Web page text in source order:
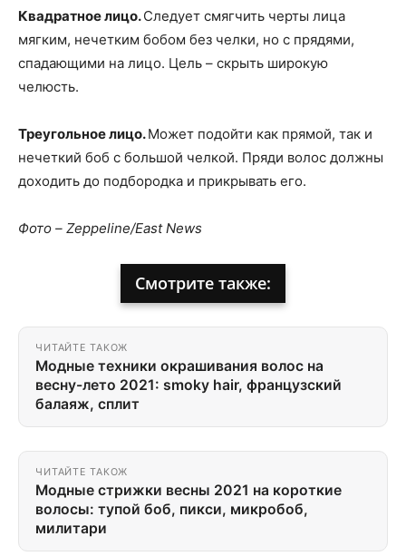
Квадратное лицо.Следует смягчить черты лица
мягким, нечетким бобом без челки, но с прядями,
спадающими на лицо. Цель – скрыть широкую
челюсть.
Треугольное лицо.Может подойти как прямой, так и
нечеткий боб с большой челкой. Пряди волос должны
доходить до подбородка и прикрывать его.
Фото – Zeppeline/East News
Смотрите также:
ЧИТАЙТЕ ТАКОЖ
Модные техники окрашивания волос на
весну-лето 2021: smoky hair, французский
балаяж, сплит
ЧИТАЙТЕ ТАКОЖ
Модные стрижки весны 2021 на короткие
волосы: тупой боб, пикси, микробоб,
милитари